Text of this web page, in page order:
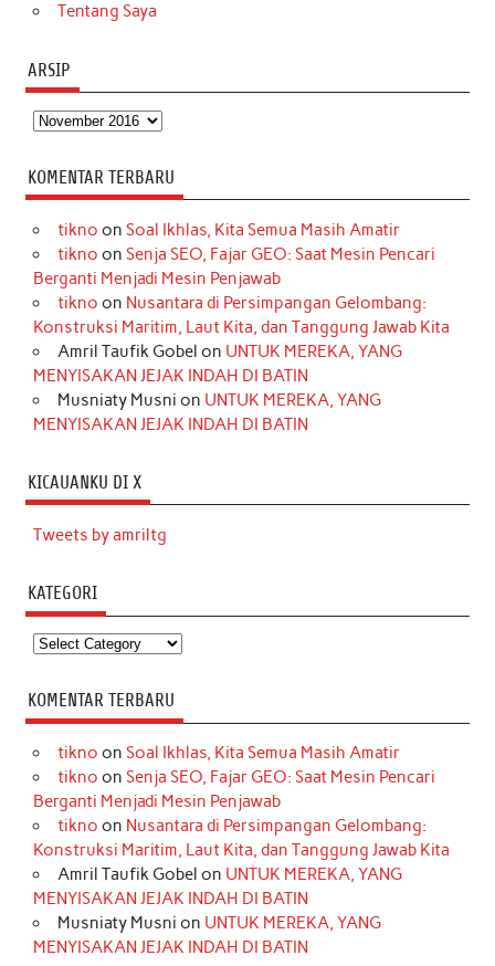
Tentang Saya
ARSIP
Arsip
KOMENTAR TERBARU
tikno on Soal Ikhlas, Kita Semua Masih Amatir
tikno on Senja SEO, Fajar GEO: Saat Mesin Pencari
Berganti Menjadi Mesin Penjawab
tikno on Nusantara di Persimpangan Gelombang:
Konstruksi Maritim, Laut Kita, dan Tanggung Jawab Kita
Amril Taufik Gobel on UNTUK MEREKA, YANG
MENYISAKAN JEJAK INDAH DI BATIN
Musniaty Musni on UNTUK MEREKA, YANG
MENYISAKAN JEJAK INDAH DI BATIN
KICAUANKU DI X
Tweets by amriltg
KATEGORI
Kategori
KOMENTAR TERBARU
tikno on Soal Ikhlas, Kita Semua Masih Amatir
tikno on Senja SEO, Fajar GEO: Saat Mesin Pencari
Berganti Menjadi Mesin Penjawab
tikno on Nusantara di Persimpangan Gelombang:
Konstruksi Maritim, Laut Kita, dan Tanggung Jawab Kita
Amril Taufik Gobel on UNTUK MEREKA, YANG
MENYISAKAN JEJAK INDAH DI BATIN
Musniaty Musni on UNTUK MEREKA, YANG
MENYISAKAN JEJAK INDAH DI BATIN